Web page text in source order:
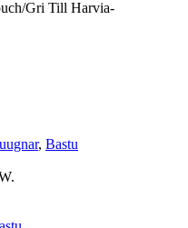
Gri Till Harvia-
, Bastu